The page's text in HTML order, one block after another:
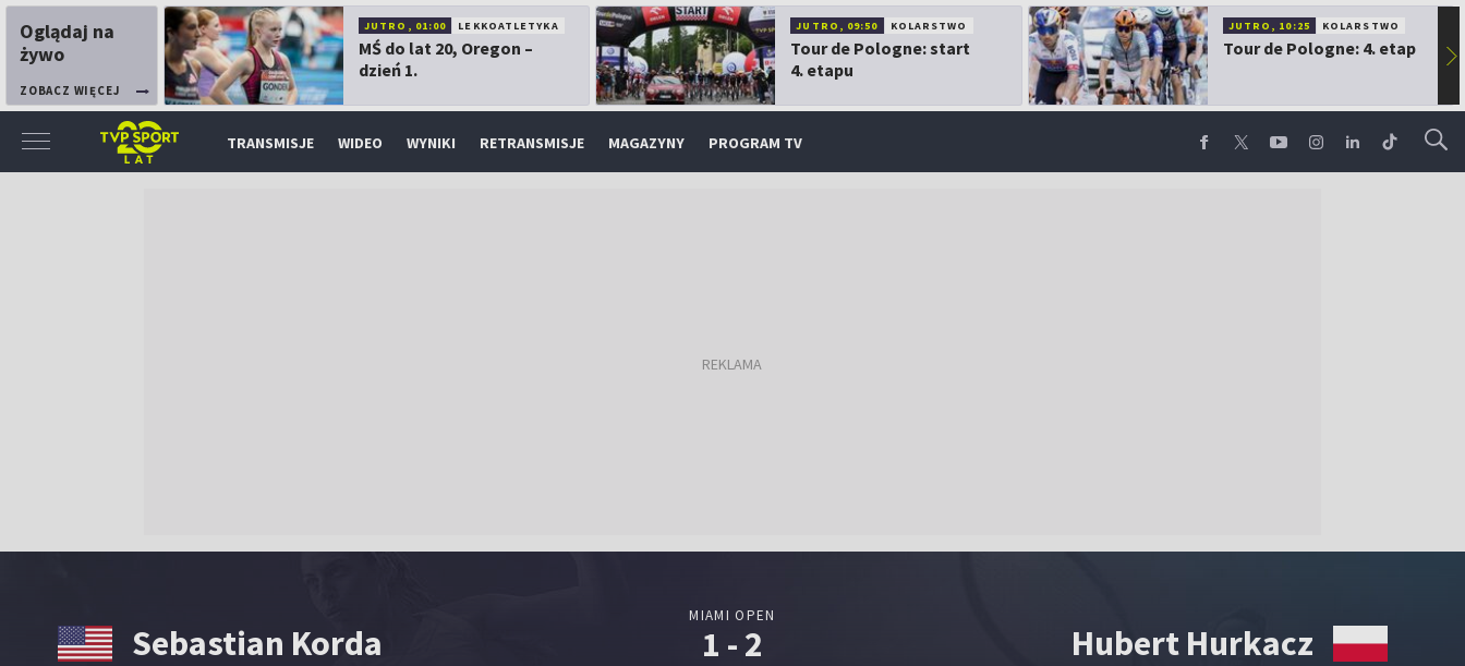
Oglądaj na
żywo
ZOBACZ WIĘCEJ
JUTRO, 01:00 LEKKOATLETYKA
MŚ do lat 20, Oregon –
dzień 1.
JUTRO, 09:50 KOLARSTWO
Tour de Pologne: start
4. etapu
JUTRO, 10:25 KOLARSTWO
Tour de Pologne: 4. etap ▶
TRANSMISJE WIDEO WYNIKI RETRANSMISJE MAGAZYNY PROGRAM TV
Sebastian Korda
MIAMI OPEN
1 - 2 Hubert Hurkacz